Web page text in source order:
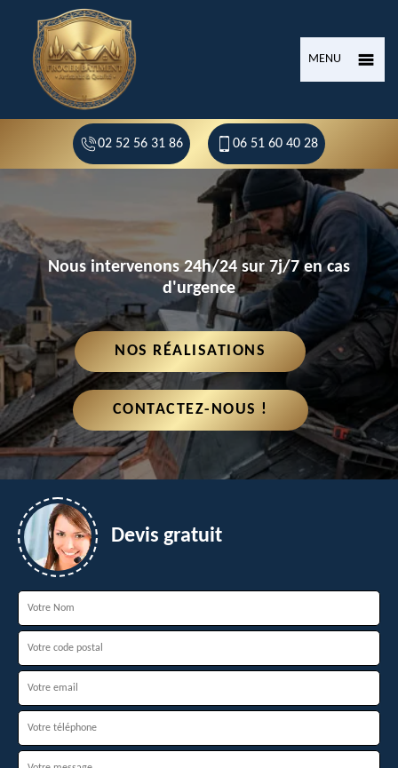
MENU
02 52 56 31 86 06 51 60 40 28
Nous intervenons 24h/24 sur 7j/7 en cas
d'urgence
NOS RÉALISATIONS
CONTACTEZ-NOUS !
Devis gratuit